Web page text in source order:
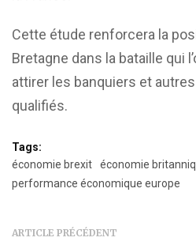
Cette étude renforcera la
Bretagne dans la bataille qui
attirer les banquiers et
qualifiés.
Tags:
économie brexit
économie
performance économique europe
ARTICLE PRÉCÉDENT